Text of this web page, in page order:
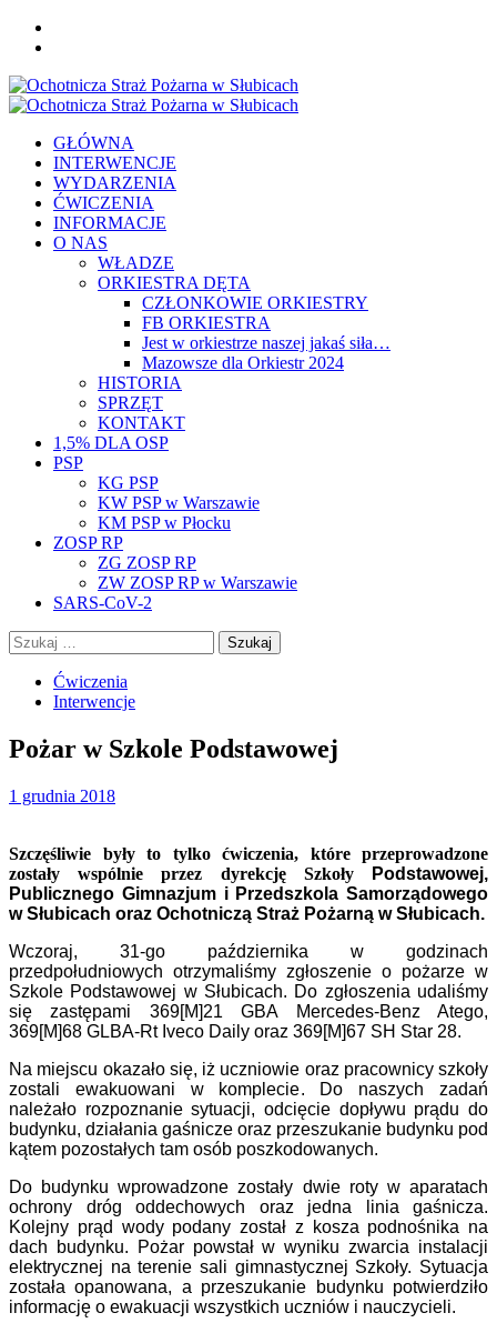
Skip
Primary
GŁÓWNA
INTERWENCJE
WYDARZENIA
ĆWICZENIA
INFORMACJE
O NAS
WŁADZE
ORKIESTRA DĘTA
CZŁONKOWIE ORKIESTRY
FB ORKIESTRA
Jest w orkiestrze naszej jakaś siła…
Mazowsze dla Orkiestr 2024
HISTORIA
SPRZĘT
KONTAKT
1,5% DLA OSP
PSP
KG PSP
KW PSP w Warszawie
KM PSP w Płocku
ZOSP RP
ZG ZOSP RP
ZW ZOSP RP w Warszawie
SARS-CoV-2
Szukaj:
Ćwiczenia
Interwencje
Pożar w Szkole Podstawowej
1 grudnia 2018
Szczęśliwie były to tylko ćwiczenia, które przeprowadzone
zostały wspólnie przez dyrekcję Szkoły
Podstawowej,
Publicznego Gimnazjum i Przedszkola Samorządowego
w Słubicach oraz Ochotniczą Straż Pożarną w Słubicach.
Wczoraj, 31-go października w godzinach
przedpołudniowych otrzymaliśmy zgłoszenie o pożarze w
Szkole Podstawowej w Słubicach. Do zgłoszenia udaliśmy
się zastępami 369[M]21 GBA Mercedes-Benz Atego,
369[M]68 GLBA-Rt Iveco Daily oraz 369[M]67 SH Star 28.
Na miejscu okazało się, iż uczniowie oraz pracownicy szkoły
zostali ewakuowani w komplecie. Do naszych zadań
należało rozpoznanie sytuacji, odcięcie dopływu prądu do
budynku, działania gaśnicze oraz przeszukanie budynku pod
kątem pozostałych tam osób poszkodowanych.
Do budynku wprowadzone zostały dwie roty w aparatach
ochrony dróg oddechowych oraz jedna linia gaśnicza.
Kolejny prąd wody podany został z kosza podnośnika na
dach budynku. Pożar powstał w wyniku zwarcia instalacji
elektrycznej na terenie sali gimnastycznej Szkoły. Sytuacja
została opanowana, a przeszukanie budynku potwierdziło
informację o ewakuacji wszystkich uczniów i nauczycieli.